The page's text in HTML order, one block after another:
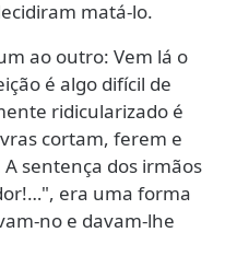
matá-lo.
ao outro: Vem lá o
é algo difícil de
ridicularizado é
cortam, ferem e
sentença dos irmãos
era uma forma
no e davam-lhe